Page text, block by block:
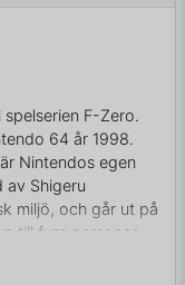
F-Zero.
64 år 1998.
Nintendos egen
av Shigeru
miljö, och går ut på
till fyra personer
som enskild